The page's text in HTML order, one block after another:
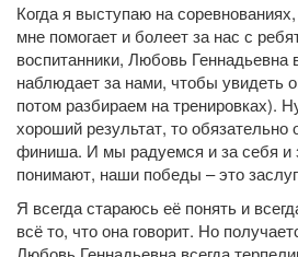
Когда я выступаю на
мне помогает и болеет за нас с
воспитанники, Любовь Геннадьевна
наблюдает за нами, чтобы увидеть
потом разбираем на тренировках).
хороший результат, то
финиша. И мы радуемся и за себя и
понимают, наши победы – это
Я всегда стараюсь её понять и
всё то, что она говорит. Но